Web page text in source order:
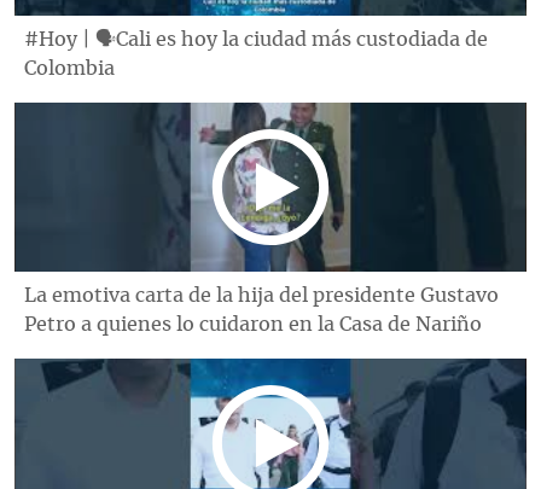
#Hoy | 🗣Cali es hoy la ciudad más custodiada de
Colombia
La emotiva carta de la hija del presidente Gustavo
Petro a quienes lo cuidaron en la Casa de Nariño